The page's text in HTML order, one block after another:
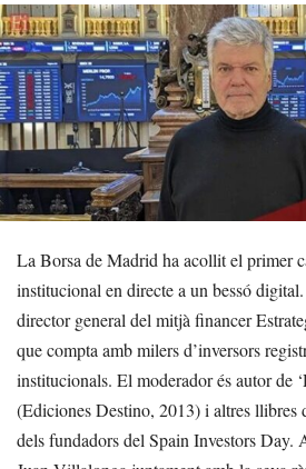
La Borsa de Madrid ha acollit el primer
institucional en directe a un bessó
director general del mitjà financer
que compta amb milers d’inversors
institucionals. El moderador és autor de
(Ediciones Destino, 2013) i altres llibres
dels fundadors del Spain Investors Day.